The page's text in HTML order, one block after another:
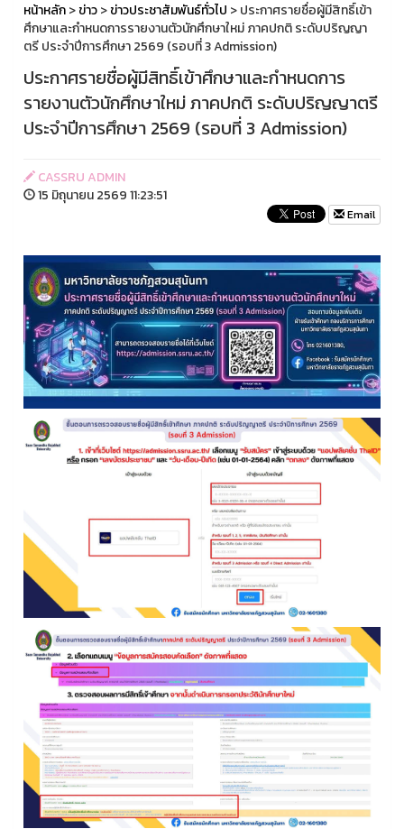
หน้าหลัก>ข่าว>ข่าวประชาสัมพันธ์ทั่วไป > ประกาศรายชื่อผู้มีสิทธิ์เข้า
ศึกษาและกำหนดการรายงานตัวนักศึกษาใหม่ ภาคปกติ ระดับปริญญา
ตรี ประจำปีการศึกษา 2569 (รอบที่ 3 Admission)
ประกาศรายชื่อผู้มีสิทธิ์เข้าศึกษาและกำหนดการ
รายงานตัวนักศึกษาใหม่ ภาคปกติ ระดับปริญญาตรี
ประจำปีการศึกษา 2569 (รอบที่ 3 Admission)
CASSRU ADMIN
15 มิถุนายน 2569 11:23:51
Email